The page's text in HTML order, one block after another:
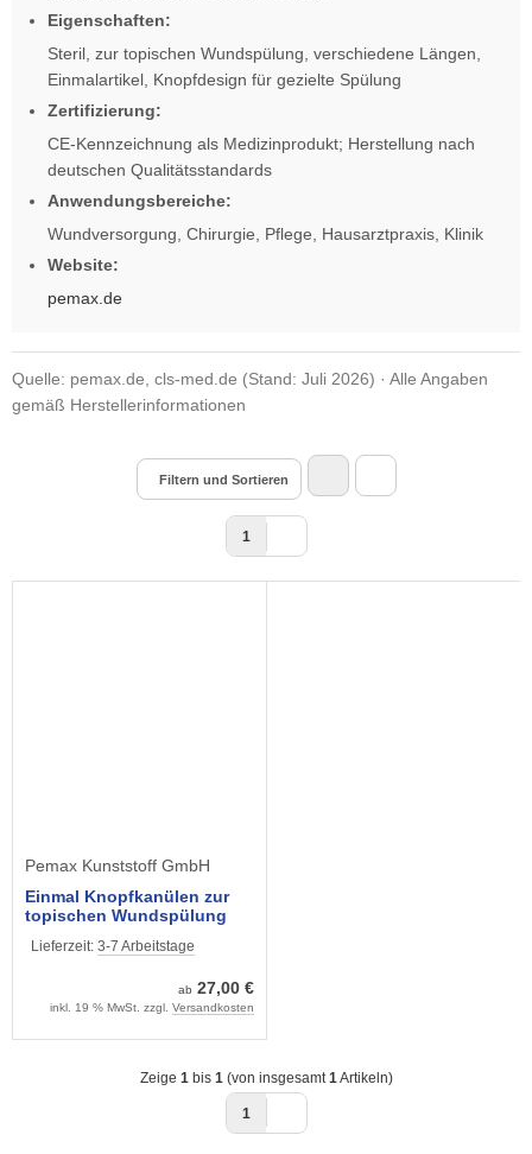
Eigenschaften:
Steril, zur topischen Wundspülung, verschiedene Längen,
Einmalartikel, Knopfdesign für gezielte Spülung
Zertifizierung:
CE-Kennzeichnung als Medizinprodukt; Herstellung nach
deutschen Qualitätsstandards
Anwendungsbereiche:
Wundversorgung, Chirurgie, Pflege, Hausarztpraxis, Klinik
Website:
pemax.de
Quelle: pemax.de, cls-med.de (Stand: Juli 2026) · Alle Angaben
gemäß Herstellerinformationen
Filtern und Sortieren
1
Pemax Kunststoff GmbH
Einmal Knopfkanülen zur
topischen Wundspülung
Lieferzeit: 3-7 Arbeitstage
ab 27,00 €
inkl. 19 % MwSt. zzgl. Versandkosten
Zeige 1 bis 1 (von insgesamt 1 Artikeln)
1